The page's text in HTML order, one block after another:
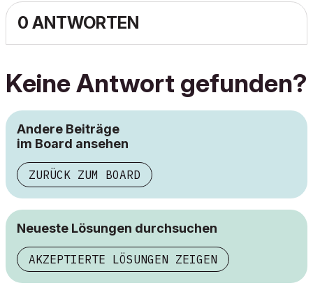
0 ANTWORTEN
Keine Antwort gefunden?
Andere Beiträge
im Board ansehen
ZURÜCK ZUM BOARD
Neueste Lösungen durchsuchen
AKZEPTIERTE LÖSUNGEN ZEIGEN